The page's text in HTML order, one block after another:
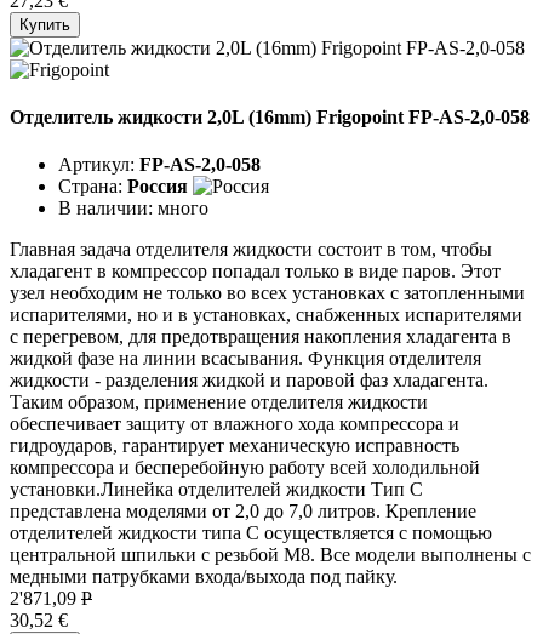
Купить
Отделитель жидкости 2,0L (16mm) Frigopoint FP-AS-2,0-058
Артикул: FP-AS-2,0-058
Страна: Россия
В наличии: много
Главная задача отделителя жидкости состоит в том, чтобы
хладагент в компрессор попадал только в виде паров. Этот
узел необходим не только во всех установках с затопленными
испарителями, но и в установках, снабженных испарителями
с перегревом, для предотвращения накопления хладагента в
жидкой фазе на линии всасывания. Функция отделителя
жидкости - разделения жидкой и паровой фаз хладагента.
Таким образом, применение отделителя жидкости
обеспечивает защиту от влажного хода компрессора и
гидроударов, гарантирует механическую исправность
компрессора и бесперебойную работу всей холодильной
установки.Линейка отделителей жидкости Тип C
представлена моделями от 2,0 до 7,0 литров. Крепление
отделителей жидкости типа C осуществляется с помощью
центральной шпильки с резьбой М8. Все модели выполнены с
медными патрубками входа/выхода под пайку.
2'871,09 P
30,52 €